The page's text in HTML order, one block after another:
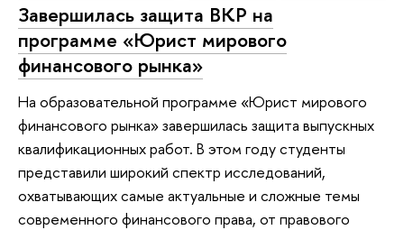
Завершилась защита ВКР на
программе «Юрист мирового
финансового рынка»
На образовательной программе «Юрист мирового
финансового рынка» завершилась защита выпускных
квалификационных работ. В этом году студенты
представили широкий спектр исследований,
охватывающих самые актуальные и сложные темы
современного финансового права, от правового